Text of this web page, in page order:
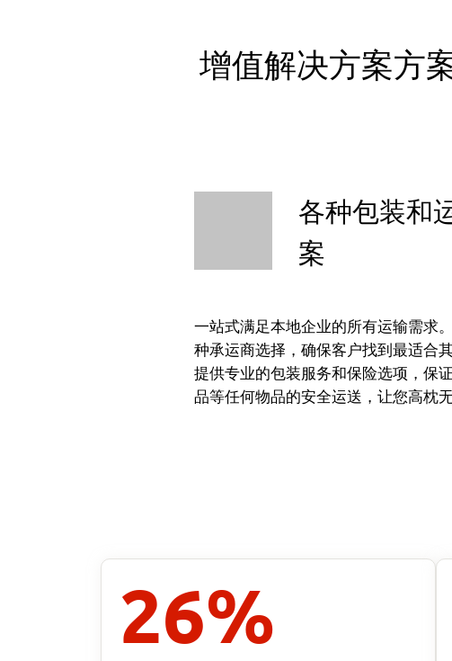
增值解决方案方
各种包装和
案
一站式满足本地企业的所有运输需求
种承运商选择，确保客户找到最适合
提供专业的包装服务和保险选项，保
品等任何物品的安全运送，让您高枕无
26%